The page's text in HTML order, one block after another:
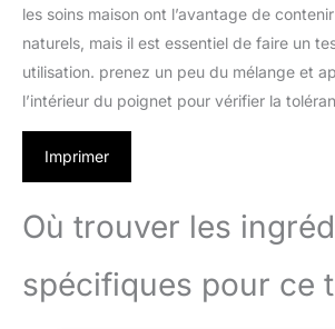
les soins maison ont l’avantage de
naturels, mais il est essentiel de faire un
utilisation. prenez un peu du mélange et
l’intérieur du poignet pour vérifier la
Imprimer
Où trouver les
spécifiques pour ce